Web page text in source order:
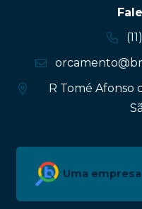
R Tomé Afonso
Uma